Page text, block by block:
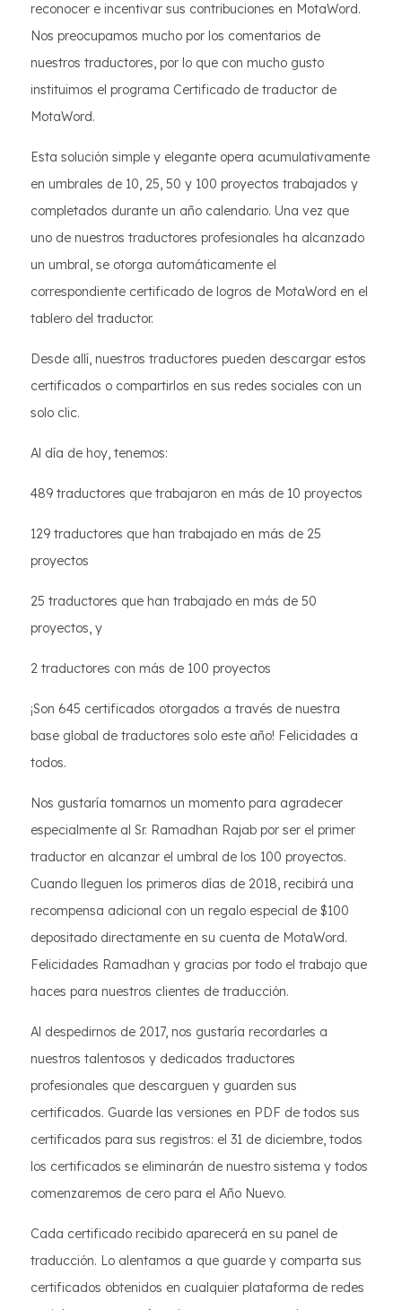
reconocer e incentivar sus contribuciones en MotaWord.
Nos preocupamos mucho por los comentarios de
nuestros traductores, por lo que con mucho gusto
instituimos el programa Certificado de traductor de
MotaWord.
Esta solución simple y elegante opera acumulativamente
en umbrales de 10, 25, 50 y 100 proyectos trabajados y
completados durante un año calendario. Una vez que
uno de nuestros traductores profesionales ha alcanzado
un umbral, se otorga automáticamente el
correspondiente certificado de logros de MotaWord en el
tablero del traductor.
Desde allí, nuestros traductores pueden descargar estos
certificados o compartirlos en sus redes sociales con un
solo clic.
Al día de hoy, tenemos:
489 traductores que trabajaron en más de 10 proyectos
129 traductores que han trabajado en más de 25
proyectos
25 traductores que han trabajado en más de 50
proyectos, y
2 traductores con más de 100 proyectos
¡Son 645 certificados otorgados a través de nuestra
base global de traductores solo este año! Felicidades a
todos.
Nos gustaría tomarnos un momento para agradecer
especialmente al Sr. Ramadhan Rajab por ser el primer
traductor en alcanzar el umbral de los 100 proyectos.
Cuando lleguen los primeros días de 2018, recibirá una
recompensa adicional con un regalo especial de $100
depositado directamente en su cuenta de MotaWord.
Felicidades Ramadhan y gracias por todo el trabajo que
haces para nuestros clientes de traducción.
Al despedirnos de 2017, nos gustaría recordarles a
nuestros talentosos y dedicados traductores
profesionales que descarguen y guarden sus
certificados. Guarde las versiones en PDF de todos sus
certificados para sus registros: el 31 de diciembre, todos
los certificados se eliminarán de nuestro sistema y todos
comenzaremos de cero para el Año Nuevo.
Cada certificado recibido aparecerá en su panel de
traducción. Lo alentamos a que guarde y comparta sus
certificados obtenidos en cualquier plataforma de redes